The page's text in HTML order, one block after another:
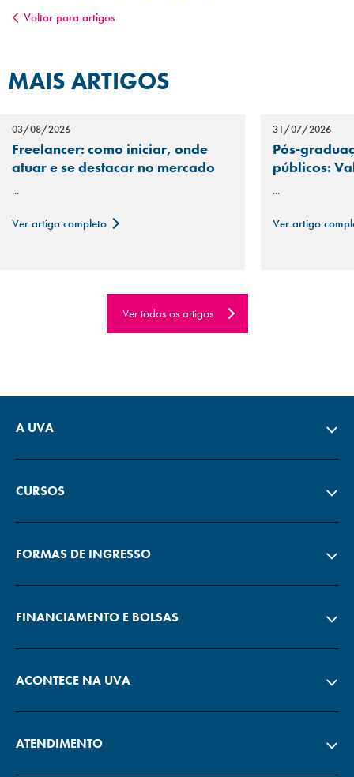
Voltar para artigos
MAIS ARTIGOS
03/08/2026
Freelancer: como iniciar, onde
atuar e se destacar no mercado
...
Ver artigo completo
31/07/2026
Pós-
públicos:
...
Ver artigo
Ver todos os artigos
A UVA
CURSOS
FORMAS DE INGRESSO
FINANCIAMENTO E BOLSAS
ACONTECE NA UVA
ATENDIMENTO